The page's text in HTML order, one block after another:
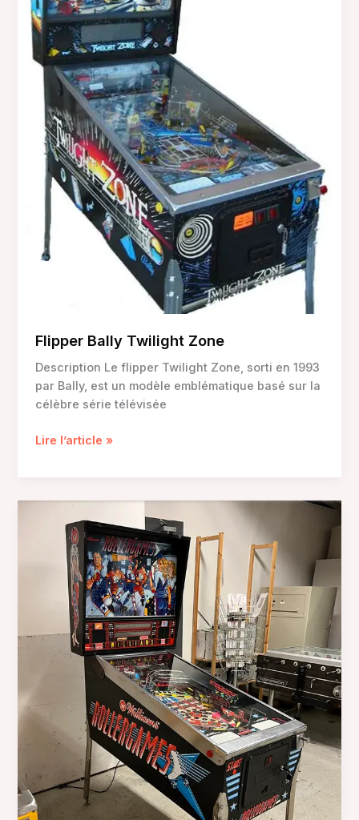
Flipper Bally Twilight Zone
Description Le flipper Twilight Zone, sorti en 1993
par Bally, est un modèle emblématique basé sur la
célèbre série télévisée
Flipper
Lire l’article »